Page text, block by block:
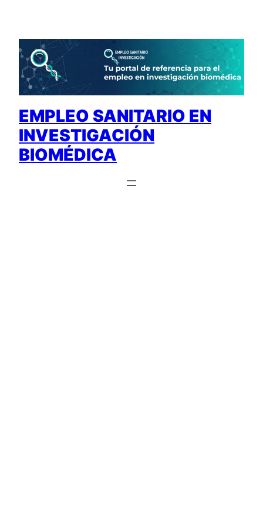
contenido
EMPLEO SANITARIO EN
INVESTIGACIÓN
BIOMÉDICA